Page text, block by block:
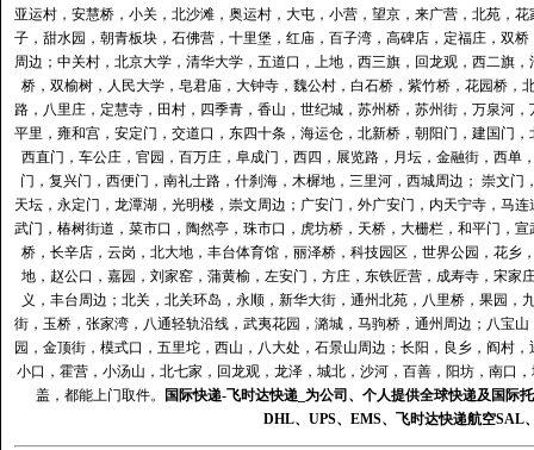
亚运村，安慧桥，小关，北沙滩，奥运村，大屯，小营，望京，来广营，北苑，
子，甜水园，朝青板块，石佛营，十里堡，红庙，百子湾，高碑店，定福庄，双
周边；中关村，北京大学，清华大学，五道口，上地，西三旗，回龙观，西二旗
桥，双榆树，人民大学，皂君庙，大钟寺，魏公村，白石桥，紫竹桥，花园桥
路，八里庄，定慧寺，田村，四季青，香山，世纪城，苏州桥，苏州街，万泉河
平里，雍和宫，安定门，交道口，东四十条，海运仓，北新桥，朝阳门，建国门
西直门，车公庄，官园，百万庄，阜成门，西四，展览路，月坛，金融街，西
门，复兴门，西便门，南礼士路，什刹海，木樨地，三里河，西城周边； 崇文
天坛，永定门，龙潭湖，光明楼，崇文周边；广安门，外广安门，内天宁寺，马
武门，椿树街道，菜市口，陶然亭，珠市口，虎坊桥，天桥，大栅栏，和平门，
桥，长辛店，云岗，北大地，丰台体育馆，丽泽桥，科技园区，世界公园，花
地，赵公口，嘉园，刘家窑，蒲黄榆，左安门，方庄，东铁匠营，成寿寺，宋
义，丰台周边；北关，北关环岛，永顺，新华大街，通州北苑，八里桥，果园
街，玉桥，张家湾，八通轻轨沿线，武夷花园，潞城，马驹桥，通州周边；八宝
园，金顶街，模式口，五里坨，西山，八大处，石景山周边；长阳，良乡，阎村
小口，霍营，小汤山，北七家，回龙观，龙泽，城北，沙河，百善，阳坊，南口
盖，都能上门取件。
国际快递-飞时达快递_为公司、个人提供全球快递及国际
DHL、 UPS、 EMS、 飞时达快递航空SAL